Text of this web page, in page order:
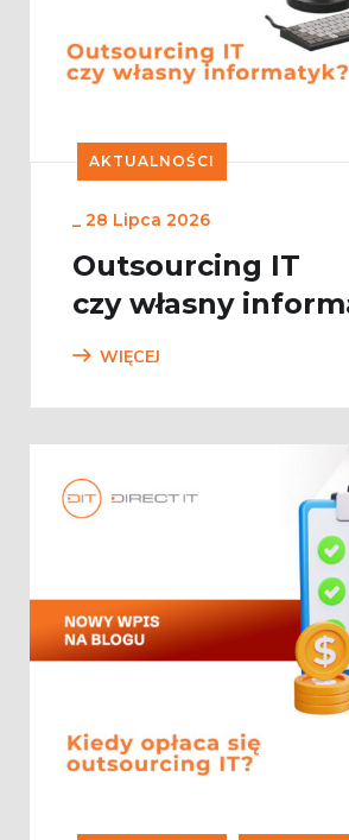
AKTUALNOŚCI
_ 28 Lipca 2026
Outsourcing IT
czy własny
WIĘCEJ